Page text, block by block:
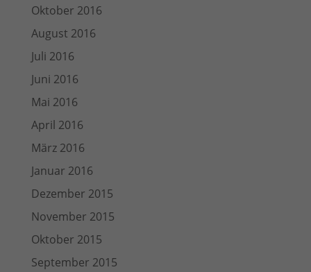
Oktober 2016
August 2016
Juli 2016
Juni 2016
Mai 2016
April 2016
März 2016
Januar 2016
Dezember 2015
November 2015
Oktober 2015
September 2015